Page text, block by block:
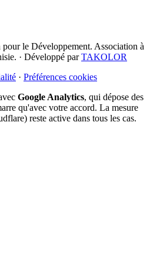
le Développement. Association à
· Développé parTAKOLOR
· Préférences cookies
Google Analytics, qui dépose des
qu'avec votre accord. La mesure
reste active dans tous les cas.